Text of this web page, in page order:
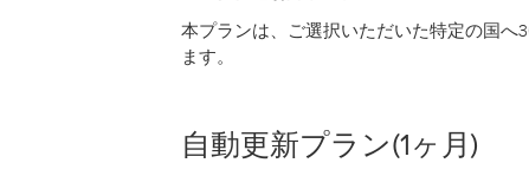
本プランは、ご選択いただいた特定の国
ます。
自動更新プラン(1ヶ月)